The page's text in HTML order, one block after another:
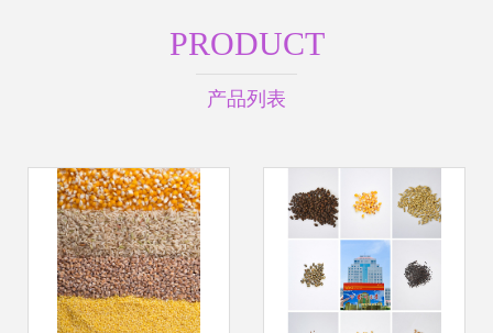
PRODUCT
产品列表